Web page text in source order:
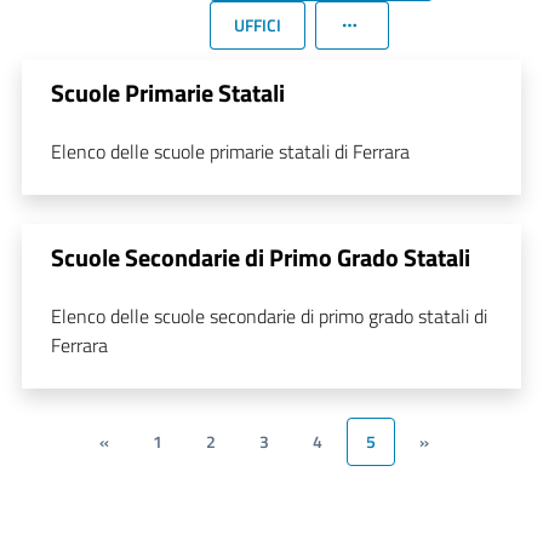
UFFICI
Scuole Primarie Statali
Elenco delle scuole primarie statali di Ferrara
Scuole Secondarie di Primo Grado Statali
Elenco delle scuole secondarie di primo grado statali di
Ferrara
« 1 2 3 4 5 »